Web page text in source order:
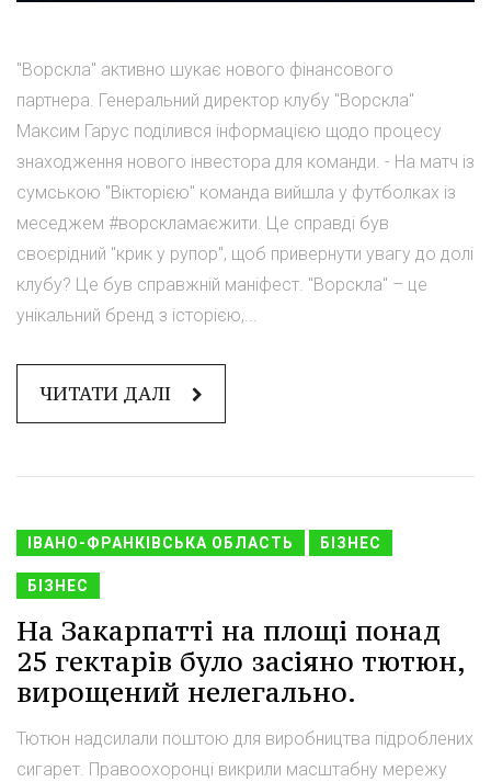
"Ворскла" активно шукає нового фінансового
партнера. Генеральний директор клубу "Ворскла"
Максим Гарус поділився інформацією щодо процесу
знаходження нового інвестора для команди. - На матч із
сумською "Вікторією" команда вийшла у футболках із
меседжем #ворскламаєжити. Це справді був
своєрідний "крик у рупор", щоб привернути увагу до долі
клубу? Це був справжній маніфест. "Ворскла" – це
унікальний бренд з історією,...
ЧИТАТИ ДАЛІ
ІВАНО-ФРАНКІВСЬКА ОБЛАСТЬ БІЗНЕС
БІЗНЕС
На Закарпатті на площі понад
25 гектарів було засіяно тютюн,
вирощений нелегально.
Тютюн надсилали поштою для виробництва підроблених
сигарет. Правоохоронці викрили масштабну мережу